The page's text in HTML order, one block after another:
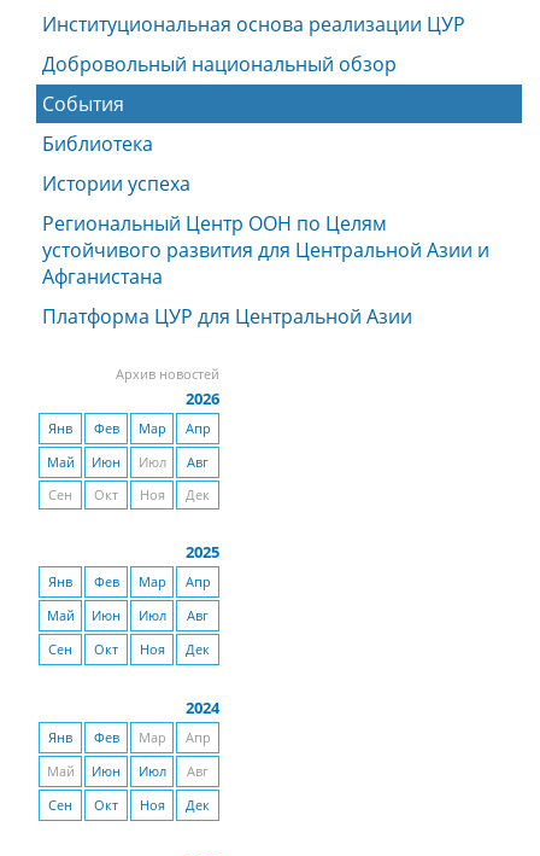
Институциональная основа реализации ЦУР
Добровольный национальный обзор
События
Библиотека
Истории успеха
Региональный Центр ООН по Целям
устойчивого развития для Центральной Азии и
Афганистана
Платформа ЦУР для Центральной Азии
Архив новостей
2026
Янв Фев Мар
Апр
Май
Июн Июл
Авг
Сен
Окт Ноя Дек
2025
Янв Фев Мар
Апр
Май
Июн Июл
Авг
Сен
Окт Ноя Дек
2024
Янв Фев Мар
Апр
Май
Июн Июл
Авг
Сен
Окт Ноя Дек